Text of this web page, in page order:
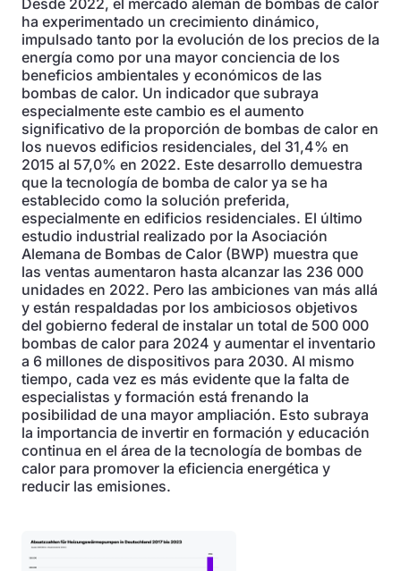
Desde 2022, el mercado alemán de bombas de calor
ha experimentado un crecimiento dinámico,
impulsado tanto por la evolución de los precios de la
energía como por una mayor conciencia de los
beneficios ambientales y económicos de las
bombas de calor. Un indicador que subraya
especialmente este cambio es el aumento
significativo de la proporción de bombas de calor en
los nuevos edificios residenciales, del 31,4% en
2015 al 57,0% en 2022. Este desarrollo demuestra
que la tecnología de bomba de calor ya se ha
establecido como la solución preferida,
especialmente en edificios residenciales. El último
estudio industrial realizado por la Asociación
Alemana de Bombas de Calor (BWP) muestra que
las ventas aumentaron hasta alcanzar las 236 000
unidades en 2022. Pero las ambiciones van más allá
y están respaldadas por los ambiciosos objetivos
del gobierno federal de instalar un total de 500 000
bombas de calor para 2024 y aumentar el inventario
a 6 millones de dispositivos para 2030. Al mismo
tiempo, cada vez es más evidente que la falta de
especialistas y formación está frenando la
posibilidad de una mayor ampliación. Esto subraya
la importancia de invertir en formación y educación
continua en el área de la tecnología de bombas de
calor para promover la eficiencia energética y
reducir las emisiones.